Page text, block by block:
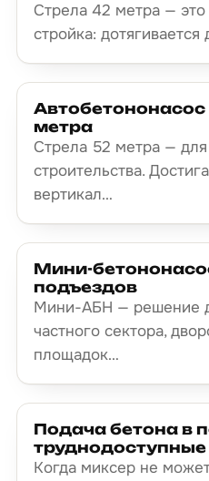
Стрела 42 метра —
стройка:
Автобетононасос
метра
Стрела 52 метра —
строительства.
вертикал…
Мини-
подъездов
Мини-АБН — решение
частного сектора,
площадок…
Подача бетона в
Когда миксер не